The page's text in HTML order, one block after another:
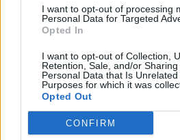
I want to opt-out of processing
Personal Data for Targeted
Opted In
I want to opt-out of Collection,
Retention, Sale, and/or
Personal Data that Is
Purposes for which it was
Opted Out
CONFIRM
LIITTYVÄT ARTIKKELIT LISÄÄ
MM-kullasta
Leijonat voitti
jatkoajalla
Tässä Leijonien